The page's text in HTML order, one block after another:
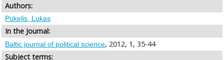
Authors:
Pukelis, Lukas
In the Journal:
Baltic journal of political science, 2012, 1, 35-44
Subject terms: